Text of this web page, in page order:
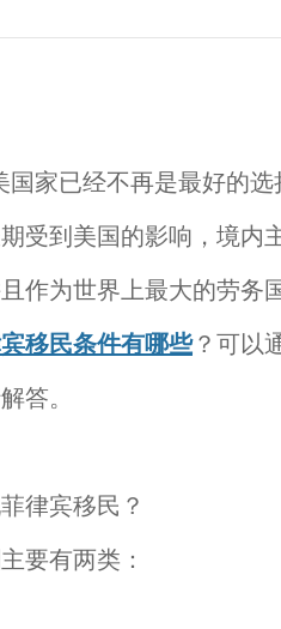
已经不再是最好的选
受到美国的影响，境内
作为世界上最大的劳务
移民条件有哪些？可以
答。
律宾移民？
要有两类：